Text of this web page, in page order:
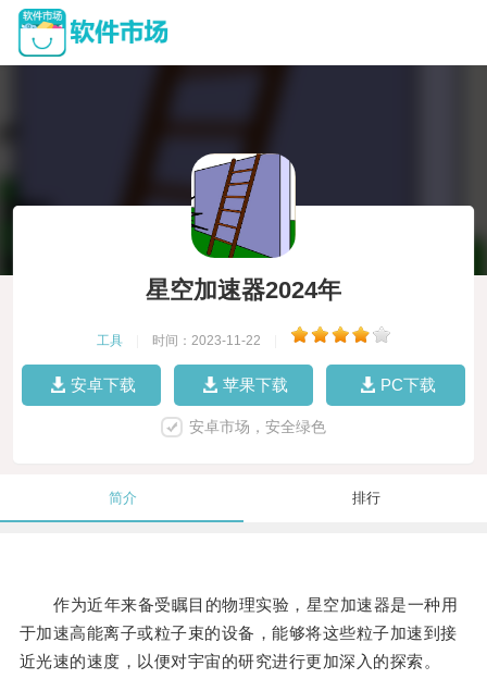
星空加速器2024年
工具 时间：2023-11-22
安卓下载 苹果下载 PC下载
安卓市场，安全绿色
简介 排行
作为近年来备受瞩目的物理实验，星空加速器是一种用
于加速高能离子或粒子束的设备，能够将这些粒子加速到接
近光速的速度，以便对宇宙的研究进行更加深入的探索。